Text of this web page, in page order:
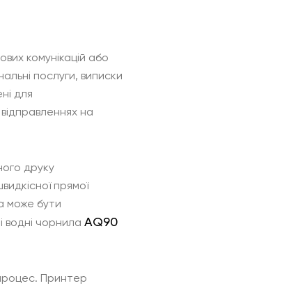
комунікацій або
послуги, виписки
для
на
друку
прямої
може бути
водні чорнила AQ90
Принтер